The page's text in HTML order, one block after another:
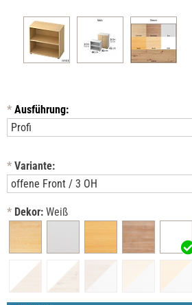
* Ausführung:
* Variante:
* Dekor: Weiß